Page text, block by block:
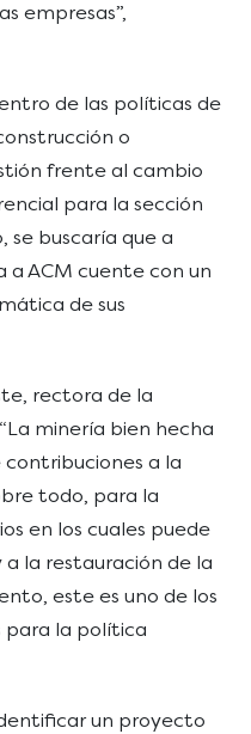
empresas”,
de las políticas de
o
frente al cambio
para la sección
se buscaría que a
ACM cuente con un
de sus
rectora de la
minería bien hecha
a la
todo, para la
en los cuales puede
la restauración de la
este es uno de los
para la política
un proyecto